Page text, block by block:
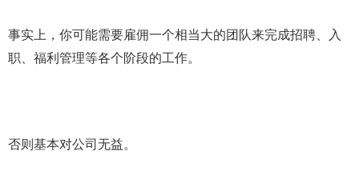
事实上，你可能需要雇佣一个相当大的团队来完成招聘、入
职、福利管理等各个阶段的工作。
否则基本对公司无益。